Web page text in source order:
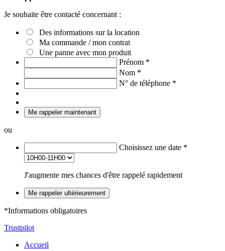
Je souhaite être contacté concernant :
Des informations sur la location
Ma commande / mon contrat
Une panne avec mon produit
Prénom *
Nom *
N° de téléphone *
Me rappeler maintenant
ou
Choisissez une date *
J'augmente mes chances d'être rappelé rapidement
Me rappeler ultérieurement
*Informations obligatoires
Trustpilot
Accueil